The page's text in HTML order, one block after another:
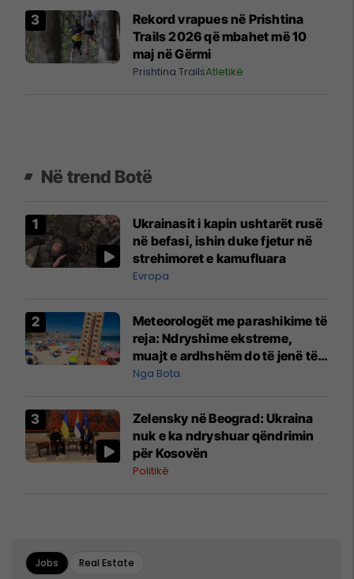
Rekord vrapues në Prishtina
Trails 2026 që mbahet më 10
maj në Gërmi
Prishtina TrailsAtletikë
Në trend Botë
Ukrainasit i kapin ushtarët rusë
në befasi, ishin duke fjetur në
strehimoret e kamufluara
Evropa
Meteorologët me parashikime të
reja: Ndryshime ekstreme,
muajt e ardhshëm do të jenë të
pazakontë
Nga Bota
Zelensky në Beograd: Ukraina
nuk e ka ndryshuar qëndrimin
për Kosovën
Politikë
Jobs Real Estate